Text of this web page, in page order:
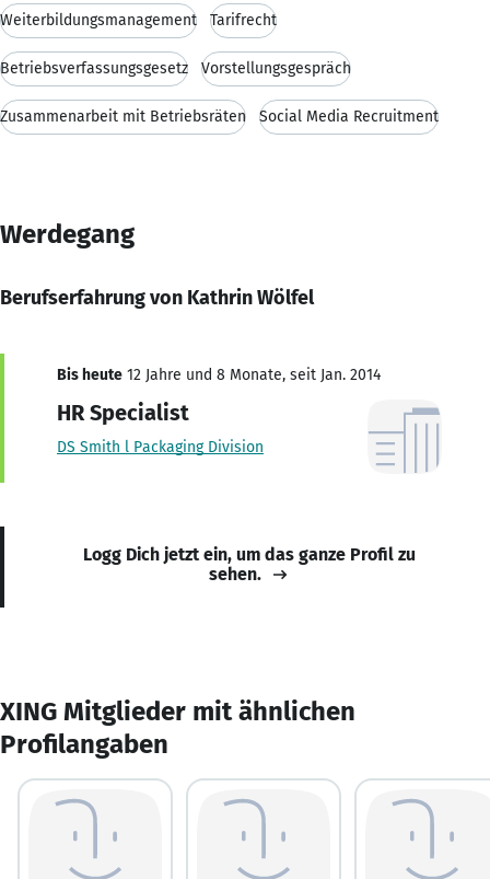
Weiterbildungsmanagement Tarifrecht
Betriebsverfassungsgesetz Vorstellungsgespräch
Zusammenarbeit mit Betriebsräten Social Media Recruitment
Werdegang
Berufserfahrung von Kathrin Wölfel
Bis heute 12 Jahre und 8 Monate, seit Jan. 2014
HR Specialist
DS Smith l Packaging Division
Logg Dich jetzt ein, um das ganze Profil zu
sehen.
XING Mitglieder mit ähnlichen
Profilangaben